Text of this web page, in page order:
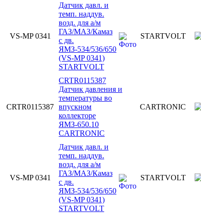
VS-MP 0341
Датчик давл. и
темп. наддув.
возд. для а/м
ГАЗ/МАЗ/Камаз
с дв.
ЯМЗ-534/536/650
(VS-MP 0341)
STARTVOLT
STARTVOLT
CRTR0115387
CRTR0115387
Датчик давления и
температуры во
впускном
коллекторе
ЯМЗ-650.10
CARTRONIC
CARTRONIC
VS-MP 0341
Датчик давл. и
темп. наддув.
возд. для а/м
ГАЗ/МАЗ/Камаз
с дв.
ЯМЗ-534/536/650
(VS-MP 0341)
STARTVOLT
STARTVOLT